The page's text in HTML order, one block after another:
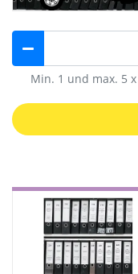
Min. 1 und max. 5